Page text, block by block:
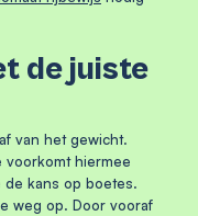
de juiste
van het gewicht.
voorkomt hiermee
kans op boetes.
weg op. Door vooraf